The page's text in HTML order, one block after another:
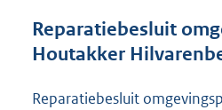
Reparatiebesluit
Houtakker
Reparatiebesluit